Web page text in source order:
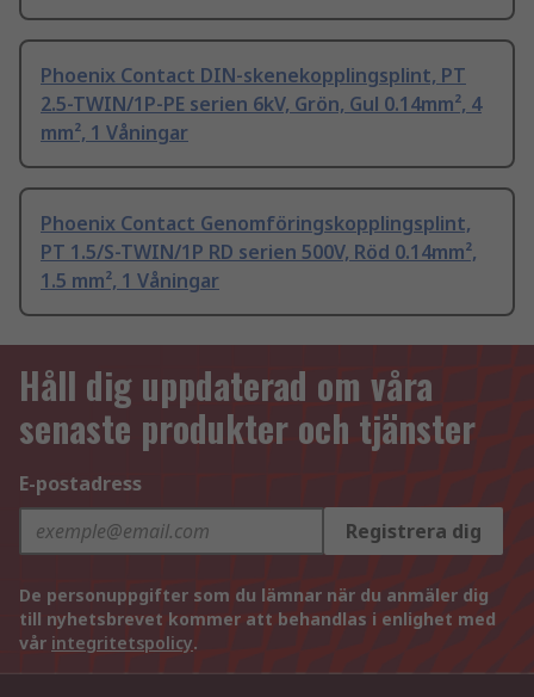
Phoenix Contact DIN-skenekopplingsplint, PT
2.5-TWIN/1P-PE serien 6kV, Grön, Gul 0.14mm², 4
mm², 1 Våningar
Phoenix Contact Genomföringskopplingsplint,
PT 1.5/S-TWIN/1P RD serien 500V, Röd 0.14mm²,
1.5 mm², 1 Våningar
Håll dig uppdaterad om våra
senaste produkter och tjänster
E-postadress
Registrera dig
De personuppgifter som du lämnar när du anmäler dig
till nyhetsbrevet kommer att behandlas i enlighet med
vår integritetspolicy.